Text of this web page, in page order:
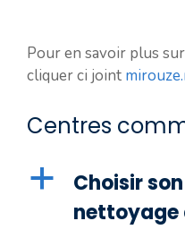
Pour en savoir plus
cliquer ci joint
Centres
a
Choisir
nettoyage